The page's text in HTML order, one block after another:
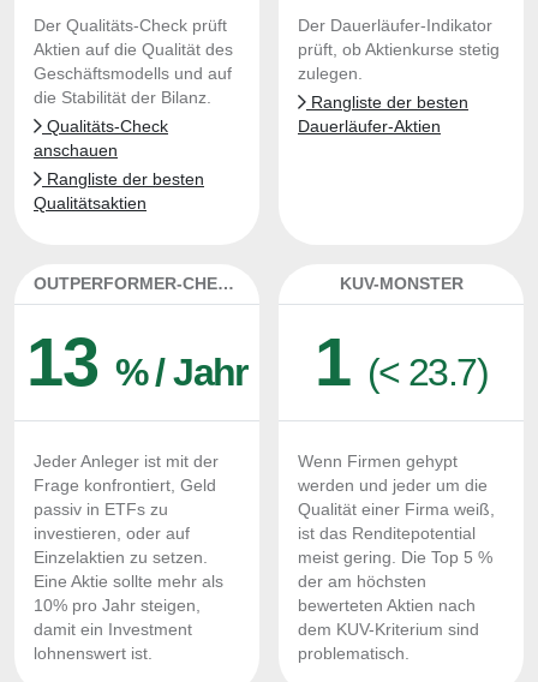
Der Qualitäts-Check prüft
Aktien auf die Qualität des
Geschäftsmodells und auf
die Stabilität der Bilanz.
Qualitäts-Check
anschauen
Rangliste der besten
Qualitätsaktien
Der Dauerläufer-Indikator
prüft, ob Aktienkurse stetig
zulegen.
Rangliste der besten
Dauerläufer-Aktien
OUTPERFORMER-CHECK
13 % / Jahr
Jeder Anleger ist mit der
Frage konfrontiert, Geld
passiv in ETFs zu
investieren, oder auf
Einzelaktien zu setzen.
Eine Aktie sollte mehr als
10% pro Jahr steigen,
damit ein Investment
lohnenswert ist.
KUV-MONSTER
1 (< 23.7)
Wenn Firmen gehypt
werden und jeder um die
Qualität einer Firma weiß,
ist das Renditepotential
meist gering. Die Top 5 %
der am höchsten
bewerteten Aktien nach
dem KUV-Kriterium sind
problematisch.